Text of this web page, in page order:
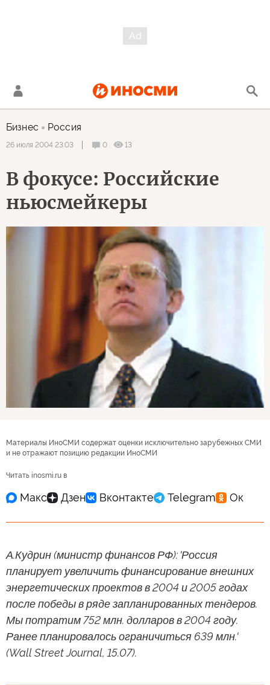
Бизнес Россия
26 июля 2004 23:03 0 13
В фокусе: Российские
ньюсмейкеры
Материалы ИноСМИ содержат оценки исключительно зарубежных СМИ
и не отражают позицию редакции ИноСМИ
Читать inosmi.ru в
А.Кудрин (министр финансов РФ): 'Россия
планирует увеличить финансирование внешних
энергетических проектов в 2004 и 2005 годах
после победы в ряде запланированных тендеров.
Мы потратим 752 млн. долларов в 2004 году.
Ранее планировалось ограничиться 639 млн.'
(Wall Street Journal, 15.07).